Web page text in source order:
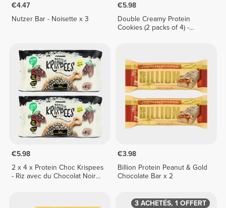
€4.47
Nutzer Bar - Noisette x 3
€5.98
Double Creamy Protein
Cookies (2 packs of 4) -
€5.98
2 x 4 x Protein Choc Krispees
- Riz avec du Chocolat Noir
€3.98
Billion Protein Peanut & Gold
Chocolate Bar x 2
3 ACHETÉS, 1 OFFERT